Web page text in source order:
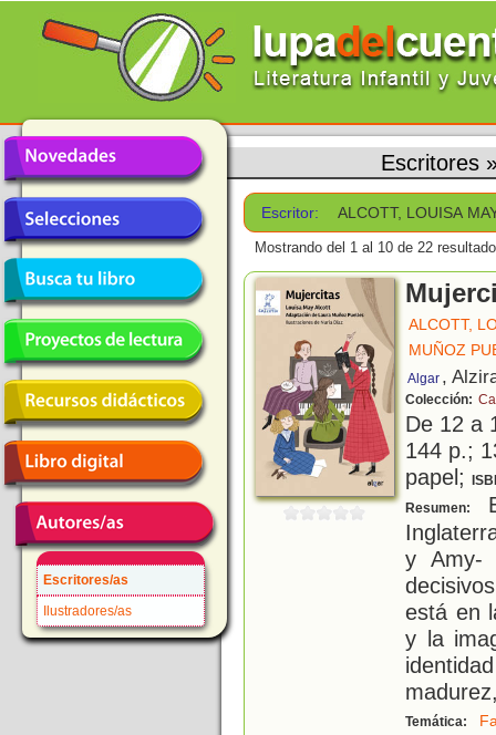
Escritores/as
Ilustradores/as
Escritores
Escritor: ALCOTT, LOUISA
Mostrando del 1 al 10 de 22
ALCOTT,
MUÑOZ
Algar ,
Colección:
De 12 a
144 p.;
papel;
Resumen:
y Amy-
está en
y la
Temática: